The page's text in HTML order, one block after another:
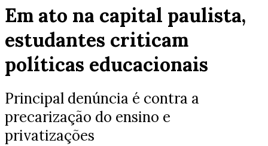
Em ato na capital paulista,
estudantes criticam
políticas educacionais
Principal denúncia é contra a
precarização do ensino e
privatizações